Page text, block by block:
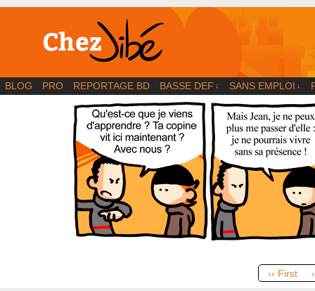
BD | Illustration | Blog
BLOG PRO REPORTAGE BD BASSE DEF ↓ SANS EMPLOI ↓
‹‹ First